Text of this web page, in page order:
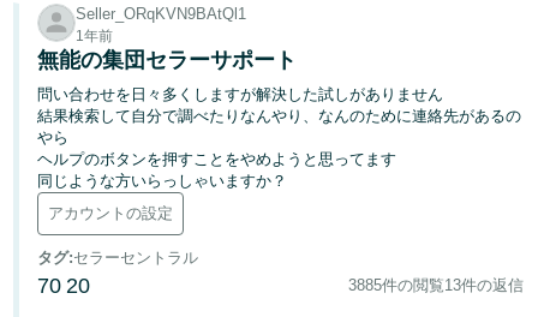
文
-
CN
Deutsch
- DE
Español
- ES
Français
Seller_ORqKVN9BAtQl1
1年前
無能の集団セラーサポート
問い合わせを日々多くしますが解決した試しがありません
結果検索して自分で調べたりなんやり、なんのために連絡先があるの
やら
ヘルプのボタンを押すことをやめようと思ってます
同じような方いらっしゃいますか？
アカウントの設定
タグ:セラーセントラル
70 20 3885件の閲覧13件の返信